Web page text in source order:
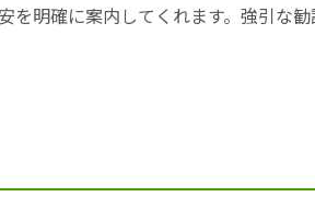
明確に案内してくれます。強引な